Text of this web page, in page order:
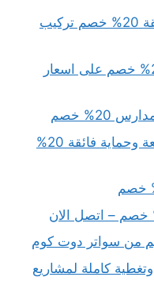
مظلات جدارية للسيارات والحديقة 20% خصم تركيب
سواتر شرائح المنيوم خشابي 20% خصم على اسعار
خصم
مظلات بوثلين الرياض بألوان رائعة وحماية فائقة 20%
من سواتر دوت كوم
كاملة لمشاريع